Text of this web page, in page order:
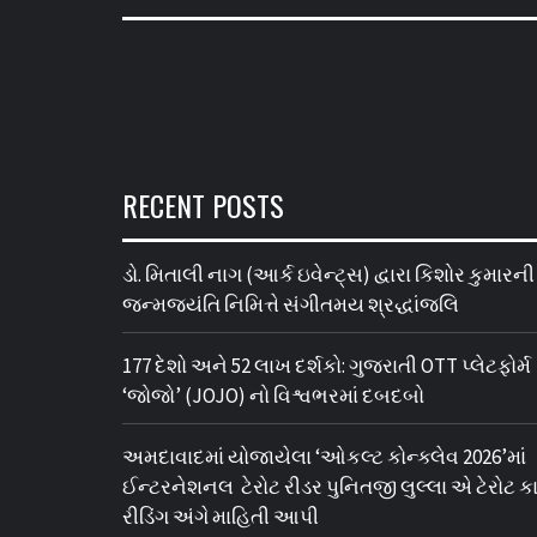
RECENT POSTS
ડો. મિતાલી નાગ (આર્ક ઇવેન્ટ્સ) દ્વારા કિશોર કુમારની
જન્મજયંતિ નિમિત્તે સંગીતમય શ્રદ્ધાંજલિ
177 દેશો અને 52 લાખ દર્શકો: ગુજરાતી OTT પ્લેટફોર્મ
‘જોજો’ (JOJO) નો વિશ્વભરમાં દબદબો
અમદાવાદમાં યોજાયેલા ‘ઓકલ્ટ કોન્ક્લેવ 2026’માં
ઈન્ટરનેશનલ ટેરોટ રીડર પુનિતજી લુલ્લા એ ટેરોટ
રીડિંગ અંગે માહિતી આપી